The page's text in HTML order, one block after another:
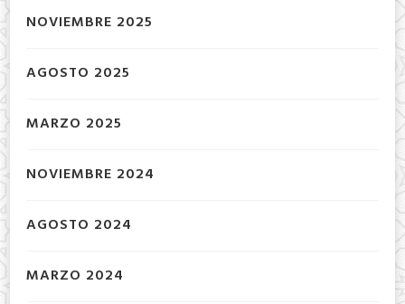
NOVIEMBRE 2025
AGOSTO 2025
MARZO 2025
NOVIEMBRE 2024
AGOSTO 2024
MARZO 2024